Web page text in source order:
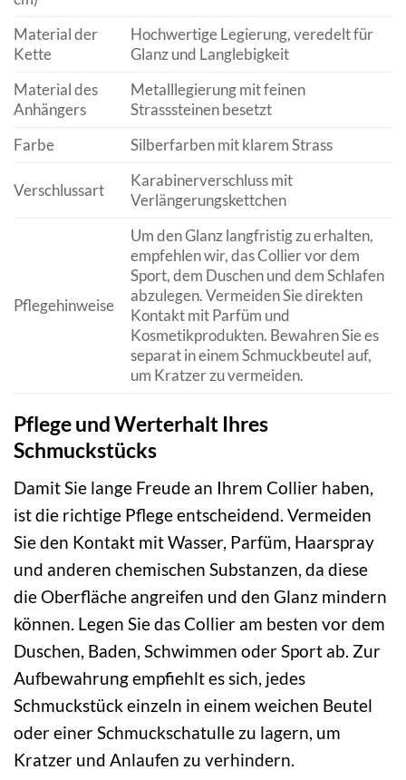
Material der
Kette
Hochwertige Legierung, veredelt für
Glanz und Langlebigkeit
Material des
Anhängers
Metalllegierung mit feinen
Strasssteinen besetzt
Farbe
Silberfarben mit klarem Strass
Verschlussart
Karabinerverschluss mit
Verlängerungskettchen
Pflegehinweise
Um den Glanz langfristig zu erhalten,
empfehlen wir, das Collier vor dem
Sport, dem Duschen und dem Schlafen
abzulegen. Vermeiden Sie direkten
Kontakt mit Parfüm und
Kosmetikprodukten. Bewahren Sie es
separat in einem Schmuckbeutel auf,
um Kratzer zu vermeiden.
Pflege und Werterhalt Ihres
Schmuckstücks
Damit Sie lange Freude an Ihrem Collier haben,
ist die richtige Pflege entscheidend. Vermeiden
Sie den Kontakt mit Wasser, Parfüm, Haarspray
und anderen chemischen Substanzen, da diese
die Oberfläche angreifen und den Glanz mindern
können. Legen Sie das Collier am besten vor dem
Duschen, Baden, Schwimmen oder Sport ab. Zur
Aufbewahrung empfiehlt es sich, jedes
Schmuckstück einzeln in einem weichen Beutel
oder einer Schmuckschatulle zu lagern, um
Kratzer und Anlaufen zu verhindern.